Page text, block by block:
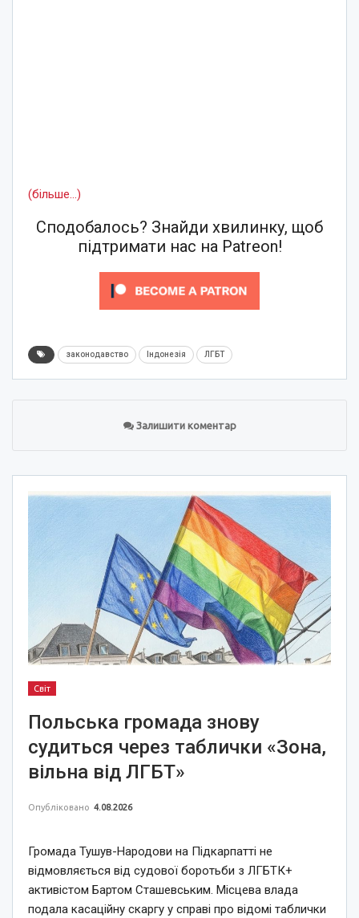
(більше…)
Сподобалось? Знайди хвилинку, щоб
підтримати нас на Patreon!
законодавство Індонезія ЛГБТ
Залишити коментар
Світ
Польська громада знову
судиться через таблички «Зона,
вільна від ЛГБТ»
Опубліковано 4.08.2026
Громада Тушув-Народови на Підкарпатті не
відмовляється від судової боротьби з ЛГБТК+
активістом Бартом Сташевським. Місцева влада
подала касаційну скаргу у справі про відомі таблички